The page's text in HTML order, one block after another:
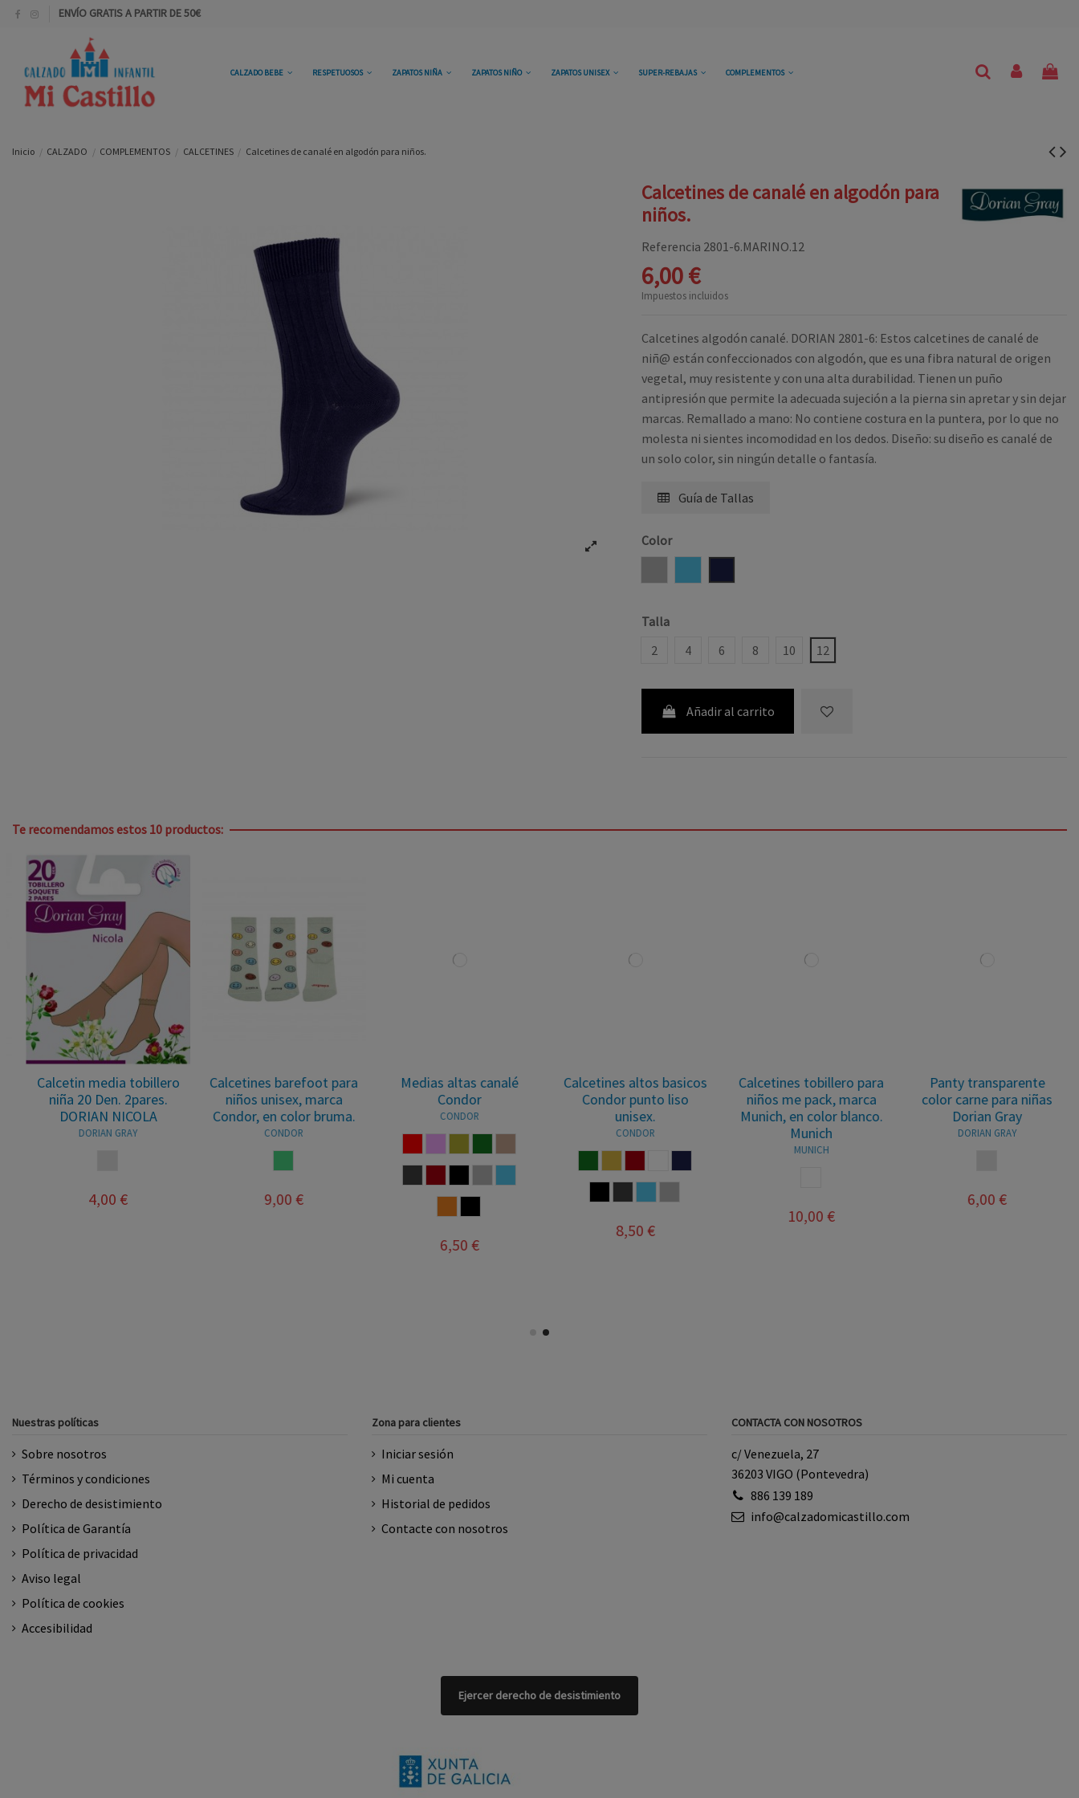
ENVÍO GRATIS A PARTIR DE 50€
CALZADO BEBE RESPETUOSOS ZAPATOS NIÑA ZAPATOS NIÑO ZAPATOS UNISEX SUPER-REBAJAS COMPLEMENTOS
Inicio CALZADO COMPLEMENTOS CALCETINES Calcetines de canalé en algodón para niños.
Calcetines de canalé en algodón para
niños.
Referencia 2801-6.MARINO.12
6,00 €
Impuestos incluidos
Calcetines algodón canalé. DORIAN 2801-6: Estos calcetines de canalé de
niñ@ están confeccionados con algodón, que es una fibra natural de origen
vegetal, muy resistente y con una alta durabilidad. Tienen un puño
antipresión que permite la adecuada sujeción a la pierna sin apretar y sin dejar
marcas. Remallado a mano: No contiene costura en la puntera, por lo que no
molesta ni sientes incomodidad en los dedos. Diseño: su diseño es canalé de
un solo color, sin ningún detalle o fantasía.
Guía de Tallas
Color
Talla
2
4 6 8 10 12
Añadir al carrito
Te recomendamos estos 10 productos:
Calcetin media tobillero
niña 20 Den. 2pares.
DORIAN NICOLA
DORIAN GRAY
4,00 €
Calcetines barefoot para
niños unisex, marca
Condor, en color bruma.
CONDOR
9,00 €
Medias altas canalé
Condor
CONDOR
6,50 €
Calcetines altos basicos
Condor punto liso
unisex.
CONDOR
8,50 €
Calcetines tobillero para
niños me pack, marca
Munich, en color blanco.
Munich
MUNICH
10,00 €
Panty transparente
color carne para niñas
Dorian Gray
DORIAN GRAY
6,00 €
Nuestras políticas
Sobre nosotros
Términos y condiciones
Derecho de desistimiento
Política de Garantía
Política de privacidad
Aviso legal
Política de cookies
Accesibilidad
Zona para clientes
Iniciar sesión
Mi cuenta
Historial de pedidos
Contacte con nosotros
CONTACTA CON NOSOTROS
c/ Venezuela, 27
36203 VIGO (Pontevedra)
886 139 189
info@calzadomicastillo.com
Ejercer derecho de desistimiento